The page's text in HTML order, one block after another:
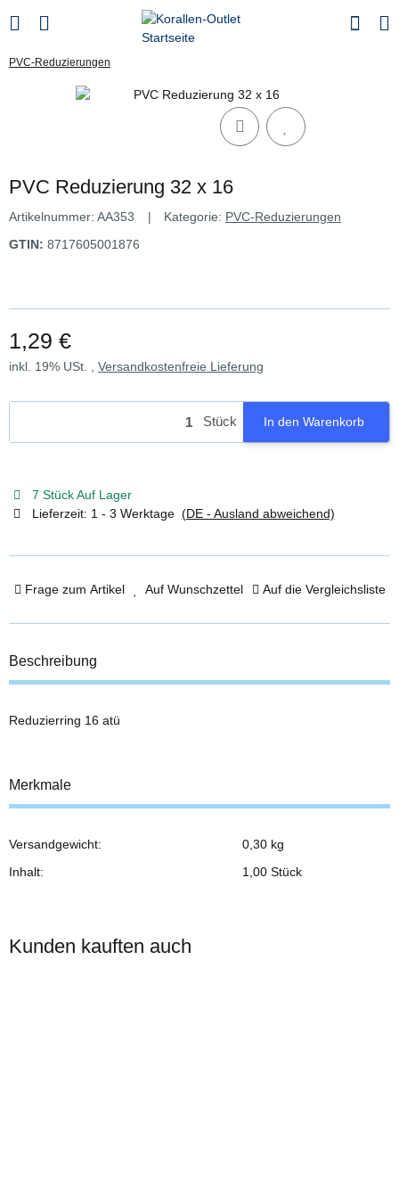
PVC-Reduzierungen
PVC Reduzierung 32 x 16
Artikelnummer: AA353 Kategorie: PVC-Reduzierungen
GTIN: 8717605001876
1,29 €
inkl. 19% USt. , Versandkostenfreie Lieferung
Stück In den Warenkorb
7 Stück Auf Lager
Lieferzeit: 1 - 3 Werktage (DE - Ausland abweichend)
Frage zum Artikel Auf Wunschzettel Auf die Vergleichsliste
Beschreibung
Reduzierring 16 atü
Merkmale
Produkteigenschaft
Wert
Versandgewicht:
0,30 kg
Inhalt:
1,00 Stück
Kunden kauften auch